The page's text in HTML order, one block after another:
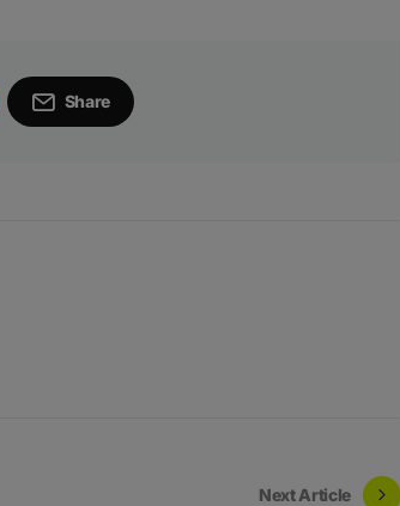
Share
Next Article